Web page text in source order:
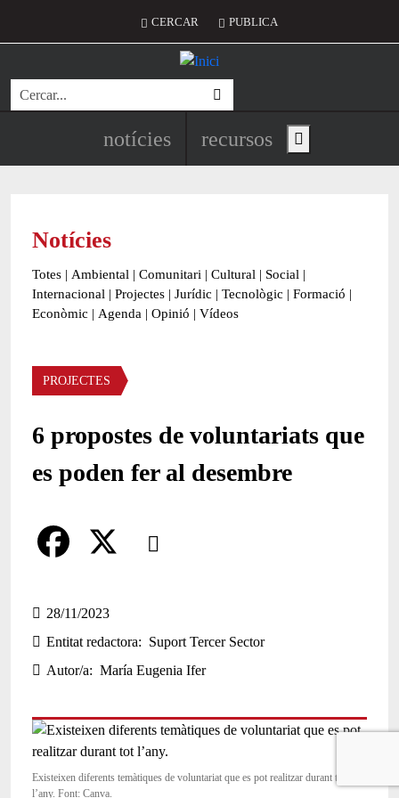
Menú del compte d'usuari
CERCAR PUBLICA
Cerca
Navegació principal de
notícies recursos Show main menu
Notícies
Totes | Ambiental | Comunitari | Cultural | Social |
Internacional | Projectes | Jurídic | Tecnològic | Formació |
Econòmic | Agenda | Opinió | Vídeos
Àmbit de la notícia
PROJECTES
6 propostes de voluntariats que
es poden fer al desembre
Comparteix
a
c
e
o
o
28/11/2023
Entitat redactora
Suport Tercer Sector
Autor/a
María Eugenia Ifer
Existeixen diferents temàtiques de voluntariat que es pot realitzar durant tot
l’any. Font: Canva.